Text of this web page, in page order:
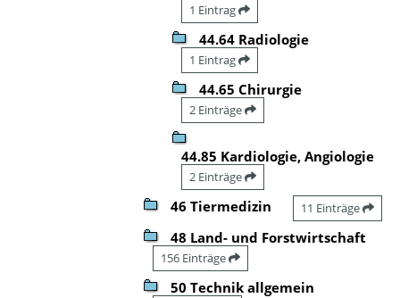
1 Eintrag
44.64 Radiologie
1 Eintrag
44.65 Chirurgie
2 Einträge
44.85 Kardiologie, Angiologie
2 Einträge
46 Tiermedizin 11 Einträge
48 Land- und Forstwirtschaft
156 Einträge
50 Technik allgemein